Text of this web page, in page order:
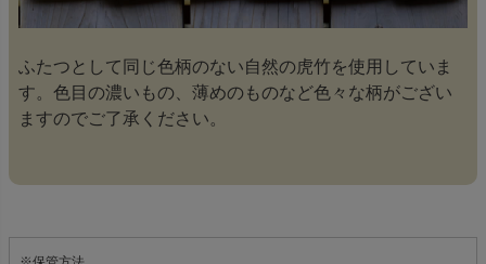
ふたつとして同じ色柄のない自然の虎竹を使用していま
す。色目の濃いもの、薄めのものなど色々な柄がござい
ますのでご了承ください。